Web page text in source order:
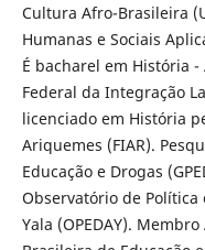
Cultura Afro-Brasileira
Humanas e Sociais
É bacharel em História
Federal da Integração
licenciado em História
Ariquemes (FIAR).
Educação e Drogas
Observatório de Política
Yala (OPEDAY).